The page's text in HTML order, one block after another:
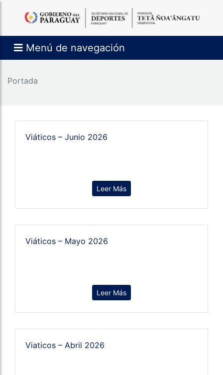
Menú de navegación
Portada
Viáticos – Junio 2026
Leer Más
Viáticos – Mayo 2026
Leer Más
Viaticos – Abril 2026